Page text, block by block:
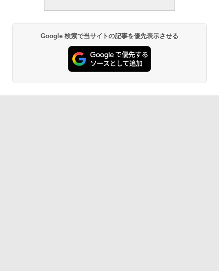
Google 検索で当サイトの記事を優先表示させる